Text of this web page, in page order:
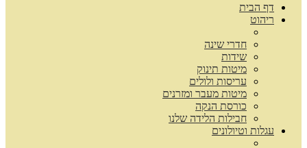
דף הבית
ריהוט
חדרי שינה
שידות
מיטות תינוק
עריסות ולולים
מיטות מעבר ומזרנים
כורסת הנקה
חבילות הלידה שלנו
עגלות וטיולונים